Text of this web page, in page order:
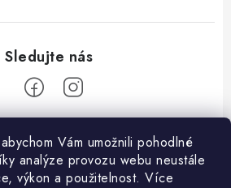
Vám umožnili pohodlné
analýze provozu webu neustále
výkon a použitelnost. Více